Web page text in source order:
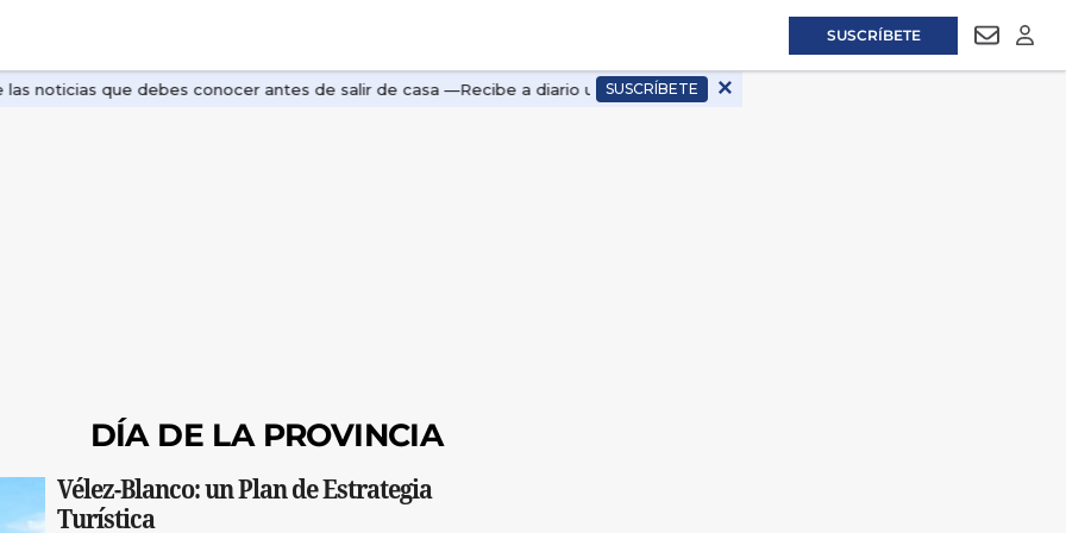
SUSCRÍBETE
DÍA DE LA PROVINCIA
Vélez-Blanco: un Plan de Estrategia
Turística